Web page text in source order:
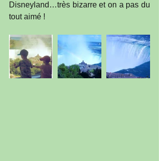
Disneyland…très bizarre et on a pas du
tout aimé !